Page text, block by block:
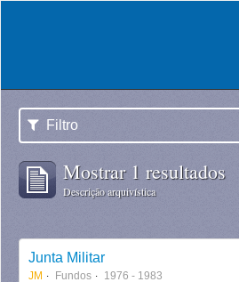
Filtro
Mostrar 1 resultados
Descrição arquivística
Junta Militar
JM Fundos 1976 - 1983